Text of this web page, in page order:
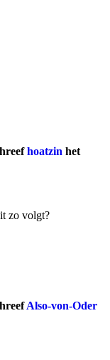
hoatzin het
zo volgt?
Also-von-Oder